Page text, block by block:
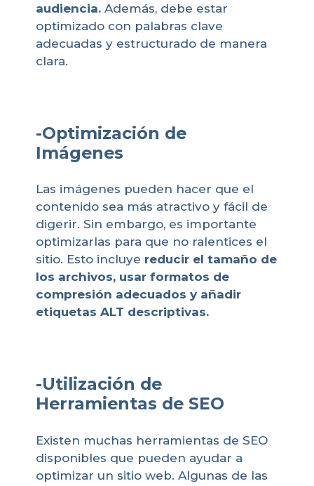
audiencia. Además, debe estar
optimizado con palabras clave
adecuadas y estructurado de manera
clara.
-Optimización de
Imágenes
Las imágenes pueden hacer que el
contenido sea más atractivo y fácil de
digerir. Sin embargo, es importante
optimizarlas para que no ralentices el
sitio. Esto incluye reducir el tamaño de
los archivos, usar formatos de
compresión adecuados y añadir
etiquetas ALT descriptivas.
-Utilización de
Herramientas de SEO
Existen muchas herramientas de SEO
disponibles que pueden ayudar a
optimizar un sitio web. Algunas de las